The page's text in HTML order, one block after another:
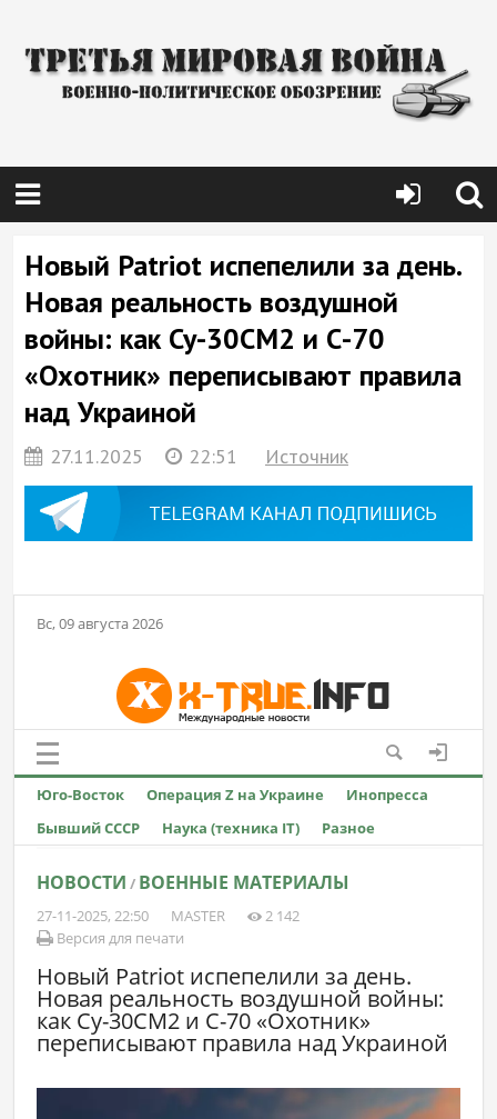
Новый Patriot испепелили за день.
Новая реальность воздушной
войны: как Су-30СМ2 и С-70
«Охотник» переписывают правила
над Украиной
27.11.2025 22:51 Источник